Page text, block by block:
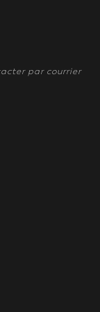
par courrier